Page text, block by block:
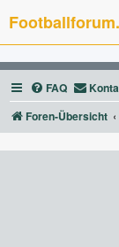
FAQ
Foren-Übersicht